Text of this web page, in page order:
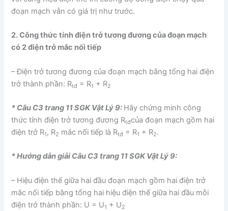
đoạn mạch vẫn có giá trị như trước.
2. Công thức tính điện trở tương đương của đoạn mạch
có 2 điện trở mắc nối tiếp
– Điện trở tương đương của đoạn mạch bằng tổng hai điện
trở thành phần: Rtđ = R1 + R2
* Câu C3 trang 11 SGK Vật Lý 9: Hãy chứng minh công
thức tính điện trở tương đương Rtđcủa đoạn mạch gồm hai
điện trở R1, R2 mắc nối tiếp là Rtđ = R1 + R2.
* Hướng dẫn giải Câu C3 trang 11 SGK Vật Lý 9:
– Hiệu điện thế giữa hai đầu đoạn mạch gồm hai điện trở
mắc nối tiếp bằng tổng hai hiệu điện thế giữa hai đầu mỗi
điện trở thành phần: U = U1 + U2